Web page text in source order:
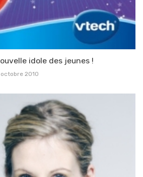
idole des jeunes !
octobre 2010